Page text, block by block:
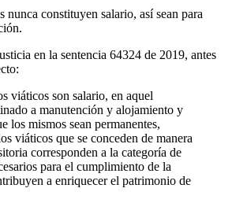
nunca constituyen salario, así sean para
en la sentencia 64324 de 2019, antes
viáticos son salario, en aquel
a manutención y alojamiento y
los mismos sean permanentes,
viáticos que se conceden de manera
corresponden a la categoría de
para el cumplimiento de la
a enriquecer el patrimonio de